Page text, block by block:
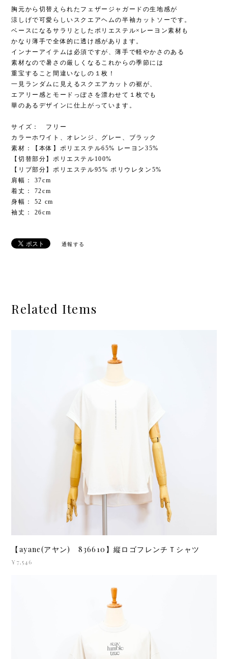
胸元から切替えられたフェザージャガードの生地感が
涼しげで可愛らしいスクエアヘムの半袖カットソーです。
ベースになるサラリとしたポリエステル×レーヨン素材も
かなり薄手で全体的に透け感があります。
インナーアイテムは必須ですが、薄手で軽やかさのある
素材なので暑さの厳しくなるこれからの季節には
重宝すること間違いなしの１枚！
一見ランダムに見えるスクエアカットの裾が、
エアリー感とモードっぽさを漂わせて１枚でも
華のあるデザインに仕上がっています。
サイズ： フリー
カラーホワイト、オレンジ、グレー、ブラック
素材：【本体】ポリエステル65% レーヨン35%
【切替部分】ポリエステル100%
【リブ部分】ポリエステル95% ポリウレタン5%
肩幅： 37cm
着丈： 72cm
身幅： 52 cm
袖丈： 26cm
通報する
Related Items
【ayane(アヤン) 836610】縦ロゴフレンチＴシャツ
¥7,546